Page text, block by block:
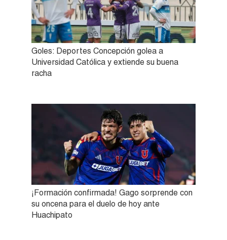
Goles: Deportes Concepción golea a
Universidad Católica y extiende su buena
racha
¡Formación confirmada! Gago sorprende con
su oncena para el duelo de hoy ante
Huachipato